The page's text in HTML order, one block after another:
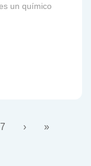
un químico
7 › »